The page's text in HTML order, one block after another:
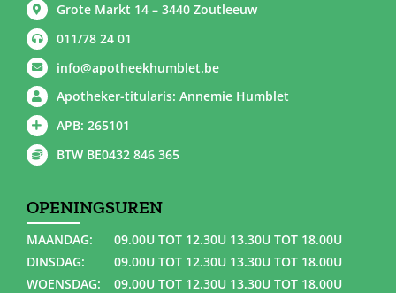
Grote Markt 14 – 3440 Zoutleeuw
011/78 24 01
info@apotheekhumblet.be
Apotheker-titularis: Annemie Humblet
APB: 265101
BTW BE0432 846 365
OPENINGSUREN
MAANDAG:
09.00U TOT 12.30U 13.30U TOT 18.00U
DINSDAG:
09.00U TOT 12.30U 13.30U TOT 18.00U
WOENSDAG:
09.00U TOT 12.30U 13.30U TOT 18.00U